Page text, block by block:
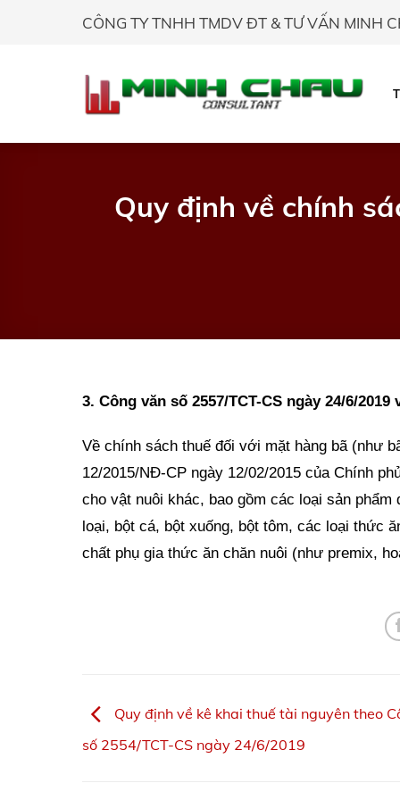
CÔNG TY TNHH TMDV ĐT & TƯ VẤN MINH
Quy định về chính
3. Công văn số 2557/TCT-CS ngày 24/6/
Về chính sách thuế đối với mặt hàng bã (như
12/2015/NĐ-CP ngày 12/02/2015 của Chính
cho vật nuôi khác, bao gồm các loại sản
loại, bột cá, bột xuống, bột tôm, các loại thức
chất phụ gia thức ăn chăn nuôi (như premix,
Quy định về kê khai thuế tài nguyên theo
số 2554/TCT-CS ngày 24/6/2019